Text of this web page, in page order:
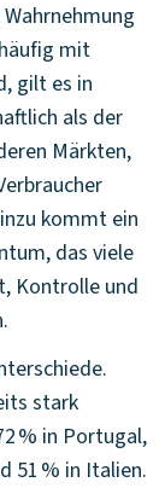
mit
gilt es in
als der
Märkten,
kommt ein
das viele
Kontrolle und
stark
% in Portugal,
51 % in Italien.